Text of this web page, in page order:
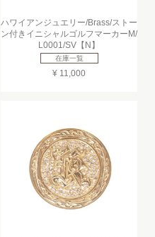
ハワイアンジュエリー/Brass/ストー
ン付きイニシャルゴルフマーカーM/
L0001/SV【N】
在庫一覧
¥ 11,000